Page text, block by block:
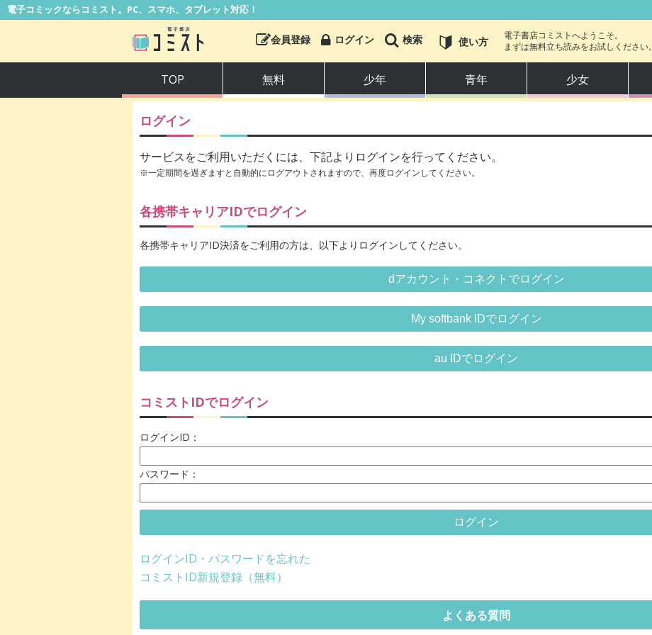
電子コミックならコミスト。PC、スマホ、タブレット対応！
会員登録 ログイン 検索 使い方
電子書店コミストへようこそ。
まずは無料立ち読みをお試しください。
TOP 無料 少年 青年 少女
少女
ホラー・オカルト
スポーツ
ギャグ・コメディ
ログイン
サービスをご利用いただくには、下記よりログインを行ってください。
※一定期間を過ぎますと自動的にログアウトされますので、再度ログインしてください。
各携帯キャリアIDでログイン
各携帯キャリアID決済をご利用の方は、以下よりログインしてください。
dアカウント・コネクトでログイン
My softbank IDでログイン
au IDでログイン
コミストIDでログイン
ログインID：
パスワード：
ログイン
ログインID・パスワードを忘れた
コミストID新規登録（無料）
よくある質問